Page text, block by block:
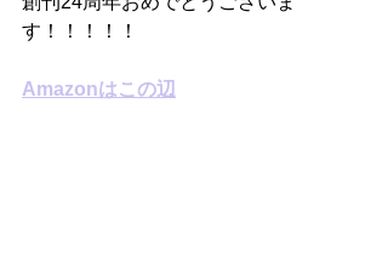
す！！！！！
Amazonはこの辺